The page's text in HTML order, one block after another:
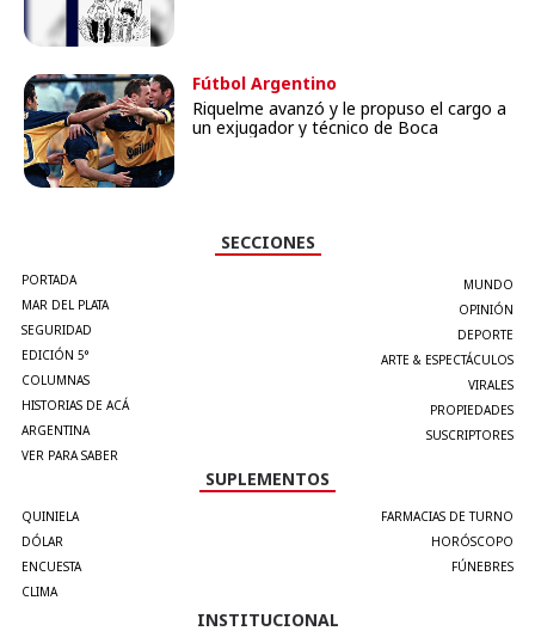
Fútbol Argentino
Riquelme avanzó y le propuso el cargo a
un exjugador y técnico de Boca
SECCIONES
PORTADA
MAR DEL PLATA
SEGURIDAD
EDICIÓN 5°
COLUMNAS
HISTORIAS DE ACÁ
ARGENTINA
VER PARA SABER
MUNDO
OPINIÓN
DEPORTE
ARTE & ESPECTÁCULOS
VIRALES
PROPIEDADES
SUSCRIPTORES
SUPLEMENTOS
QUINIELA
DÓLAR
ENCUESTA
CLIMA
FARMACIAS DE TURNO
HORÓSCOPO
FÚNEBRES
INSTITUCIONAL